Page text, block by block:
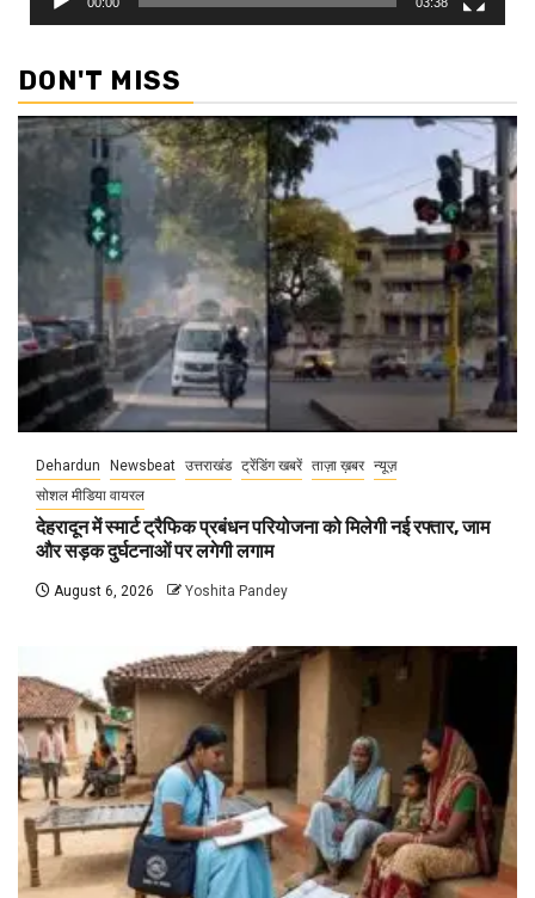
DON'T MISS
Dehardun Newsbeat उत्तराखंड ट्रेंडिंग खबरें ताज़ा ख़बर न्यूज़
सोशल मीडिया वायरल
देहरादून में स्मार्ट ट्रैफिक प्रबंधन परियोजना को मिलेगी नई रफ्तार, जाम
और सड़क दुर्घटनाओं पर लगेगी लगाम
August 6, 2026 Yoshita Pandey